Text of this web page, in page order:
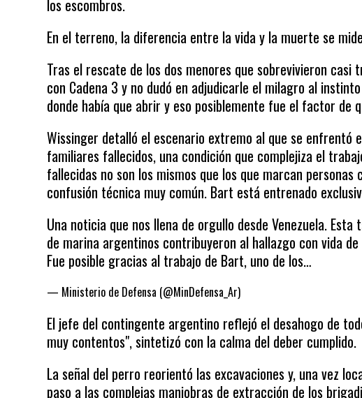
los escombros.
En el terreno, la diferencia entre la vida y la muerte se
Tras el rescate de los dos menores que sobrevivieron
con Cadena 3 y no dudó en adjudicarle el milagro al
donde había que abrir y eso posiblemente fue el factor de
Wissinger detalló el escenario extremo al que se enfrentó
familiares fallecidos, una condición que complejiza el
fallecidas no son los mismos que los que marcan
confusión técnica muy común. Bart está entrenado
Una noticia que nos llena de orgullo desde Venezuela.
de marina argentinos contribuyeron al hallazgo con vida
Fue posible gracias al trabajo de Bart, uno de los…
— Ministerio de Defensa (@MinDefensa_Ar)
El jefe del contingente argentino reflejó el desahogo de
muy contentos", sintetizó con la calma del deber cumplido.
La señal del perro reorientó las excavaciones y, una vez
paso a las complejas maniobras de extracción de los